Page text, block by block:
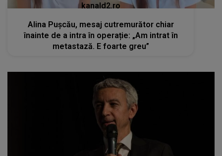
kanald2.ro
Alina Pușcău, mesaj cutremurător chiar
înainte de a intra în operație: „Am intrat în
metastază. E foarte greu”